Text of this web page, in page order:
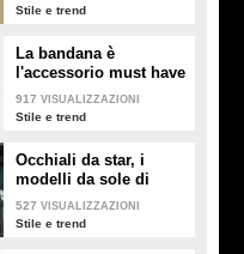
Stile e trend
La bandana è
l'accessorio must have
dell'estate 2026: i
modelli di tendenza
917 VISUALIZZAZIONI
Stile e trend
Occhiali da star, i
modelli da sole di
tendenza per l'estate
2026
527 VISUALIZZAZIONI
Stile e trend